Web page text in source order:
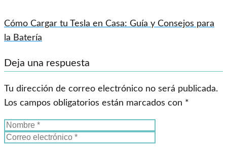
Cómo Cargar tu Tesla en Casa: Guía y Consejos para
la Batería
Deja una respuesta
Tu dirección de correo electrónico no será publicada.
Los campos obligatorios están marcados con *